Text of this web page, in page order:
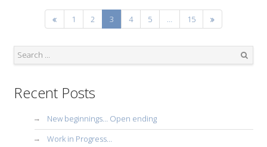
1 2 3 4 5 … 15
Recent Posts
New beginnings… Open ending
Work in Progress…